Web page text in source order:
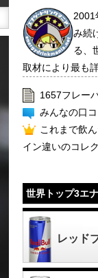
2001
み続
る、
取材により最も
1657フレー
みんなの口コ
これまで飲
イン違いのコレ
世界トップ3エ
レッド